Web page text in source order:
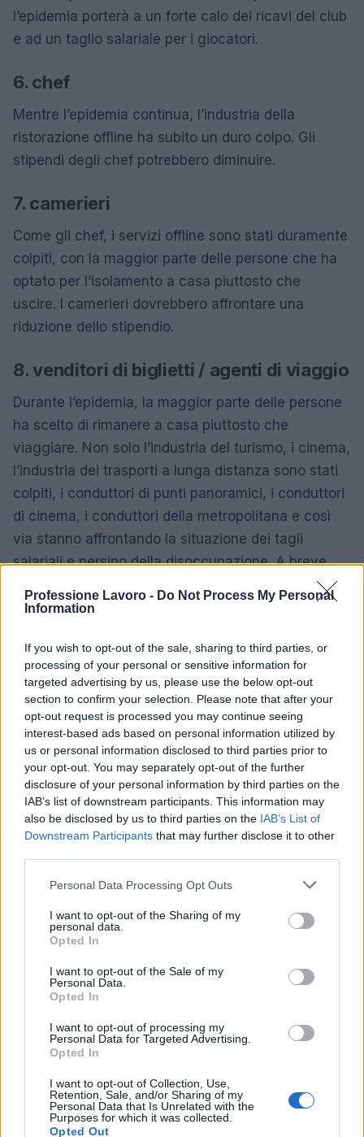
Professione Lavoro - Do Not Process My Personal
Information
If you wish to opt-out of the sale, sharing to third parties, or
processing of your personal or sensitive information for
targeted advertising by us, please use the below opt-out
section to confirm your selection. Please note that after your
opt-out request is processed you may continue seeing
interest-based ads based on personal information utilized by
us or personal information disclosed to third parties prior to
your opt-out. You may separately opt-out of the further
disclosure of your personal information by third parties on the
IAB’s list of downstream participants. This information may
also be disclosed by us to third parties on the IAB’s List of
Downstream Participants that may further disclose it to other
Please note that this website/app uses one or more Google
not limited to your visit or usage behaviour. You may click to
grant or deny consent to Google and its third-party tags to
use your data for below specified purposes in below Google
consent section.
Personal Data Processing Opt Outs
I want to opt-out of the Sharing of my
personal data.
Opted In
I want to opt-out of the Sale of my
Personal Data.
Opted In
I want to opt-out of processing my
Personal Data for Targeted Advertising.
Opted In
I want to opt-out of Collection, Use,
Retention, Sale, and/or Sharing of my
Personal Data that Is Unrelated with the
Purposes for which it was collected.
Opted Out
l’epidemia porterà a un forte calo dei ricavi del club
e ad un taglio salariale per i giocatori.
6. chef
Mentre l’epidemia continua, l’industria della
ristorazione offline ha subito un duro colpo. Gli
stipendi degli chef potrebbero diminuire.
7. camerieri
Come gli chef, i servizi offline sono stati duramente
colpiti, con la maggior parte delle persone che ha
optato per l’isolamento a casa piuttosto che
uscire. I camerieri dovrebbero affrontare una
riduzione dello stipendio.
8. venditori di biglietti / agenti di viaggio
Durante l’epidemia, la maggior parte delle persone
ha scelto di rimanere a casa piuttosto che
viaggiare. Non solo l’industria del turismo, i cinema,
l’industria dei trasporti a lunga distanza sono stati
colpiti, i conduttori di punti panoramici, i conduttori
di cinema, i conduttori della metropolitana e così
via stanno affrontando la situazione dei tagli
salariali e persino della disoccupazione. A breve
termine, questi lavori possono essere pagati male.
Una prolungata flessione del turismo lascerà molte
guide turistiche in gravi difficoltà, affrontando tagli
salariali o disoccupazione.
10. Zookeepers
Lo zoo di Oakland in California ha speso un terzo
dei suoi 4,5 milioni di dollari di fondi di riserva per
fornire le cure e il cibo necessari ai suoi animali.
Da quando lo zoo ha chiuso a metà marzo, ha
licenziato 110 lavoratori part-time, quasi i due terzi
del suo personale. Secondo il San Francisco Gate, i
salari per allevatori di animali e veterinari sono stati
stati ridotti del 40%.
tagli avevano lo scopo di garantire che i 700
animali dello zoo fossero ancora nutriti e curati”.
11. Dirigenti dello zoo